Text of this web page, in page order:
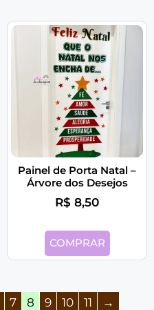
Painel de Porta Natal –
Árvore dos Desejos
R$ 8,50
COMPRAR
7 8 9 10 11 →